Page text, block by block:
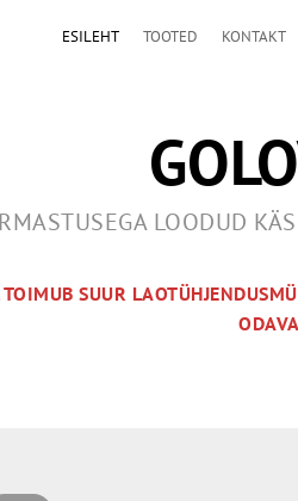
ESILEHT TOOTED KONTAKT
LOODUD
SUUR